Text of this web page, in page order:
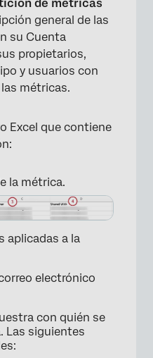
de métricas
general de las
su Cuenta
propietarios,
y usuarios con
métricas.
Excel que contiene
la métrica.
aplicadas a la
electrónico
con quién se
Las siguientes